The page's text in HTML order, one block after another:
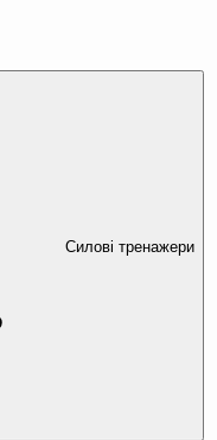
Силові тренажери